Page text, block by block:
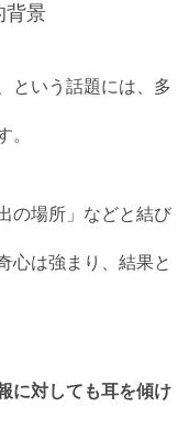
背景
という話題には、多
。
の場所」などと結び
心は強まり、結果と
に対しても耳を傾け